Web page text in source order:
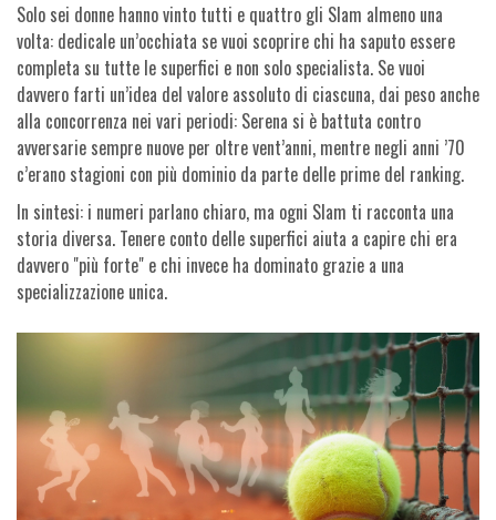
Solo sei donne hanno vinto tutti e quattro gli Slam almeno una
volta: dedicale un’occhiata se vuoi scoprire chi ha saputo essere
completa su tutte le superfici e non solo specialista. Se vuoi
davvero farti un’idea del valore assoluto di ciascuna, dai peso anche
alla concorrenza nei vari periodi: Serena si è battuta contro
avversarie sempre nuove per oltre vent’anni, mentre negli anni ’70
c’erano stagioni con più dominio da parte delle prime del ranking.
In sintesi: i numeri parlano chiaro, ma ogni Slam ti racconta una
storia diversa. Tenere conto delle superfici aiuta a capire chi era
davvero "più forte" e chi invece ha dominato grazie a una
specializzazione unica.